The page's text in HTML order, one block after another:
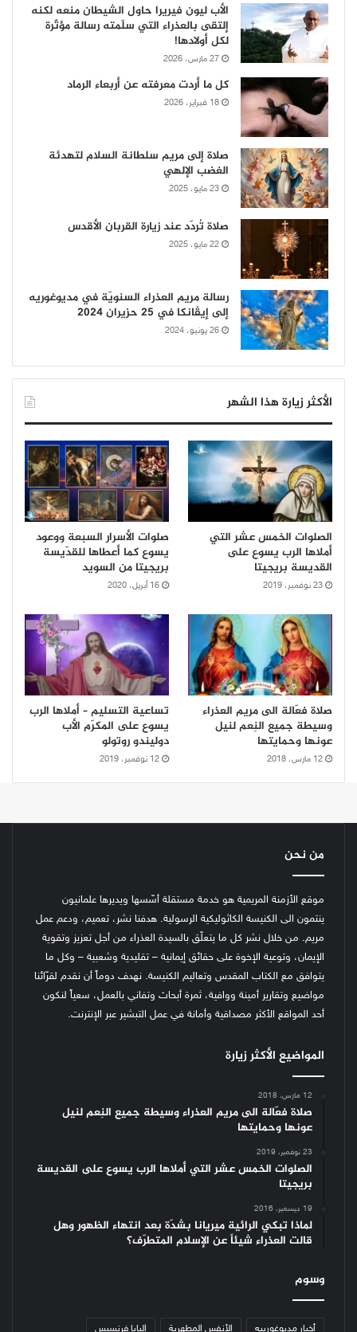
الأب ليون فيريرا حاول الشيطان منعه لكنه
إلتقى بالعذراء التي سلّمته رسالة مؤثّرة
لكل أولادها!
27 مارس، 2026
كل ما أردت معرفته عن أربعاء الرماد
18 فبراير، 2026
صلاة إلى مريم سلطانة السلام لتهدئة
الغضب الإلهي
23 مايو، 2025
صلاة تُردّد عند زيارة القربان الأقدس
22 مايو، 2025
رسالة مريم العذراء السنويّة في مديوغوريه
إلى إيڤانكا في 25 حزيران 2024
26 يونيو، 2024
الأكثر زيارة هذا الشهر
الصلوات الخمس عشر التي
أملاها الرب يسوع على
القديسة بريجيتا
23 نوفمبر، 2019
صلوات الأسرار السبعة ووعود
يسوع كما أعطاها للقدّيسة
بريجيتا من السويد
16 أبريل، 2020
صلاة فعّالة الى مريم العذراء
وسيطة جميع النِعم لنيل
عونها وحمايتها
12 مارس، 2018
تساعية التسليم – أملاها الرب
يسوع على المكرّم الأب
دوليندو روتولو
12 نوفمبر، 2019
من نحن
موقع الأزمنة المريمية هو خدمة مستقلة أسّسها ويديرها علمانيون
ينتمون الى الكنيسة الكاثوليكية الرسولية. هدفنا نشر، تعميم، ودعم عمل
مريم. من خلال نشر كل ما يتعلّق بالسيدة العذراء من أجل تعزيز وتقوية
الإيمان، وتوعية الإخوة على حقائق إيمانية – تقليدية وشعبية – وكل ما
يتوافق مع الكتاب المقدس وتعاليم الكنيسة. نهدف دوماً أن نقدم لقرّائنا
مواضيع وتقارير أمينة ووافية، ثمرة أبحاث وتفاني بالعمل، سعياً لنكون
أحد المواقع الأكثر مصداقية وأمانة في عمل التبشير عبر الإنترنت.
المواضيع الأكثر زيارة
12 مارس، 2018
صلاة فعّالة الى مريم العذراء وسيطة جميع النِعم لنيل
عونها وحمايتها
23 نوفمبر، 2019
الصلوات الخمس عشر التي أملاها الرب يسوع على القديسة
بريجيتا
19 ديسمبر، 2016
لماذا تبكي الرائية ميريانا بشدّة بعد انتهاء الظهور وهل
قالت العذراء شيئاً عن الإسلام المتطرّف؟
وسوم
أخبار مديوغورييه الأنفس المطهرية البابا فرنسيس